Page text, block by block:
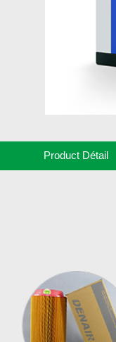
Product Détail